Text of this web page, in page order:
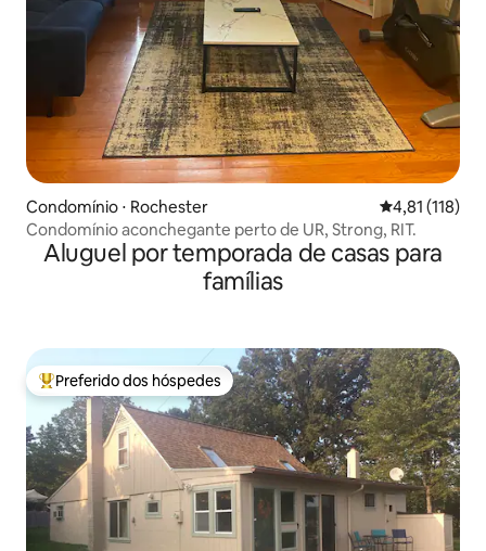
Condomínio ⋅ Rochester 4,81 de uma
4,81 (118)
Condomínio aconchegante perto de UR, Strong, RIT.
Aluguel por temporada de casas para
famílias
Entre os melhores preferidos dos hóspedes
Preferido dos hóspedes